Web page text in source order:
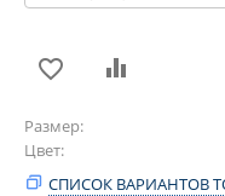
Размер
Цвет
СПИСОК ВАРИАНТОВ